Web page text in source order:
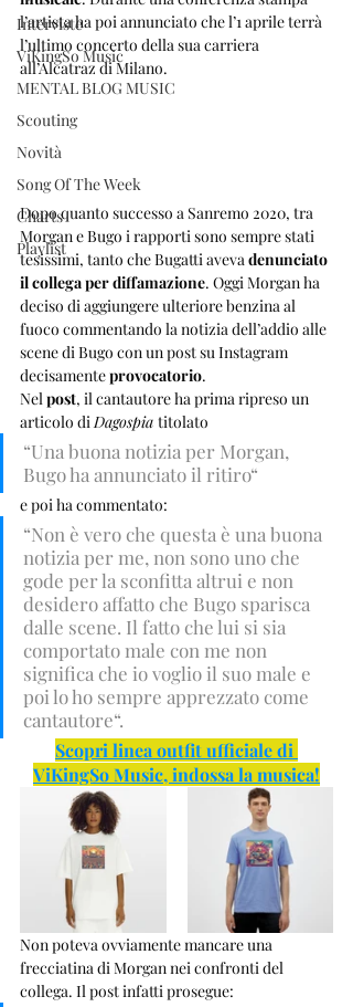
Interviste
ViKingSo Music
MENTAL BLOG MUSIC
Scouting
Novità
Song Of The Week
Charts
Playlist
l’artista ha poi annunciato che l’1 aprile terrà
l’ultimo concerto della sua carriera
all’Alcatraz di Milano.
Dopo quanto successo a Sanremo 2020, tra
Morgan e Bugo i rapporti sono sempre stati
tesissimi, tanto che Bugatti aveva denunciato
il collega per diffamazione. Oggi Morgan ha
deciso di aggiungere ulteriore benzina al
fuoco commentando la notizia dell’addio alle
scene di Bugo con un post su Instagram
decisamente provocatorio.
Nel post, il cantautore ha prima ripreso un
articolo di Dagospia titolato
“Una buona notizia per Morgan,
Bugo ha annunciato il ritiro“
e poi ha commentato:
“Non è vero che questa è una buona
notizia per me, non sono uno che
gode per la sconfitta altrui e non
desidero affatto che Bugo sparisca
dalle scene. Il fatto che lui si sia
comportato male con me non
significa che io voglio il suo male e
poi lo ho sempre apprezzato come
cantautore“.
Scopri linea outfit ufficiale di
ViKingSo Music, indossa la musica!
Non poteva ovviamente mancare una
frecciatina di Morgan nei confronti del
collega. Il post infatti prosegue: